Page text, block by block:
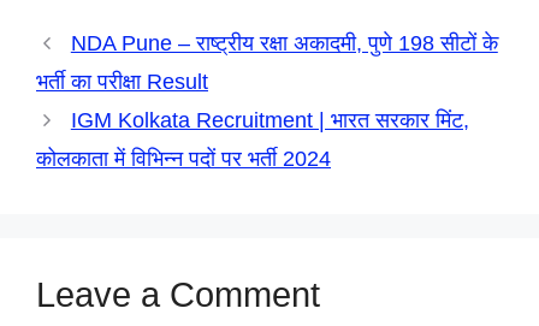
r
NDA Pune – राष्ट्रीय रक्षा अकादमी, पुणे 198 सीटों के
भर्ती का परीक्षा Result
IGM Kolkata Recruitment | भारत सरकार मिंट,
कोलकाता में विभिन्न पदों पर भर्ती 2024
Leave a Comment